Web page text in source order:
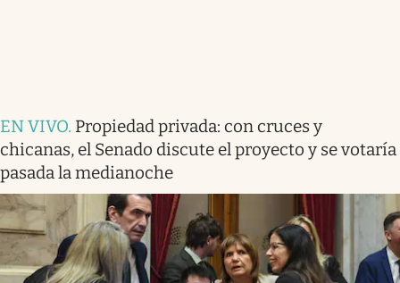
EN VIVO. Propiedad privada: con cruces y
chicanas, el Senado discute el proyecto y se votaría
pasada la medianoche